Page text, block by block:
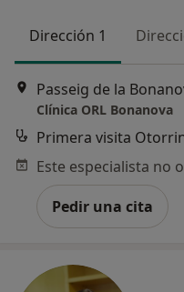
Dirección 1
Passeig de la
Clínica ORL Bonanova
Primera visita
Pedir una cita